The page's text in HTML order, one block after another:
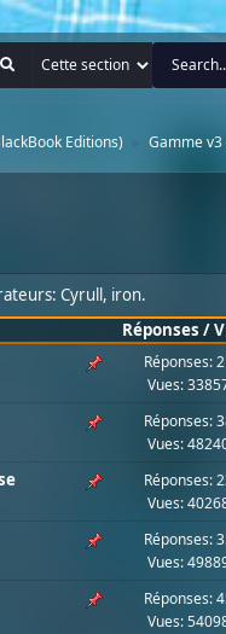
Editions) Gamme v3
Cyrull, iron.
Réponses /
Réponses:
Vues:
Réponses:
Vues:
Réponses:
Vues:
Réponses:
Vues:
Réponses:
Vues: